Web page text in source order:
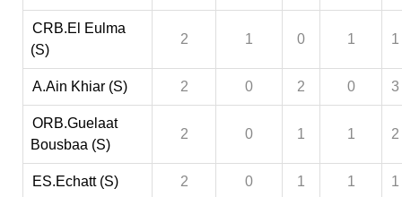
CRB.El Eulma
(S)
2 1 0 1 1
A.Ain Khiar (S) 2 0 2 0 3
ORB.Guelaat
Bousbaa (S)
2 0 1 1 2
ES.Echatt (S) 2 0 1 1 1